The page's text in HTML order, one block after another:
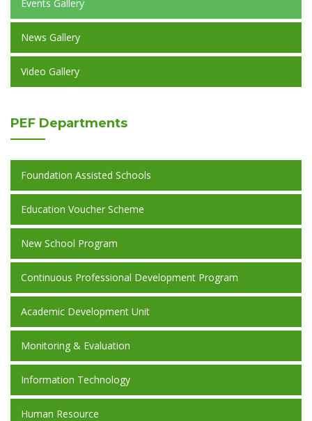
Events Gallery
News Gallery
Video Gallery
PEF Departments
Foundation Assisted Schools
Education Voucher Scheme
New School Program
Continuous Professional Development Program
Academic Development Unit
Monitoring & Evaluation
Information Technology
Human Resource